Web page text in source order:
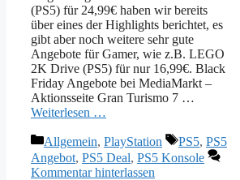
(PS5) für 24,99€ haben wir bereits
über eines der Highlights berichtet, es
gibt aber noch weitere sehr gute
Angebote für Gamer, wie z.B. LEGO
2K Drive (PS5) für nur 16,99€. Black
Friday Angebote bei MediaMarkt –
Aktionsseite Gran Turismo 7 …
Weiterlesen …
Kategorien
Allgemein, PlayStation Schlagwörter
PS5, PS5
Angebot, PS5 Deal, PS5 Konsole
Kommentar hinterlassen